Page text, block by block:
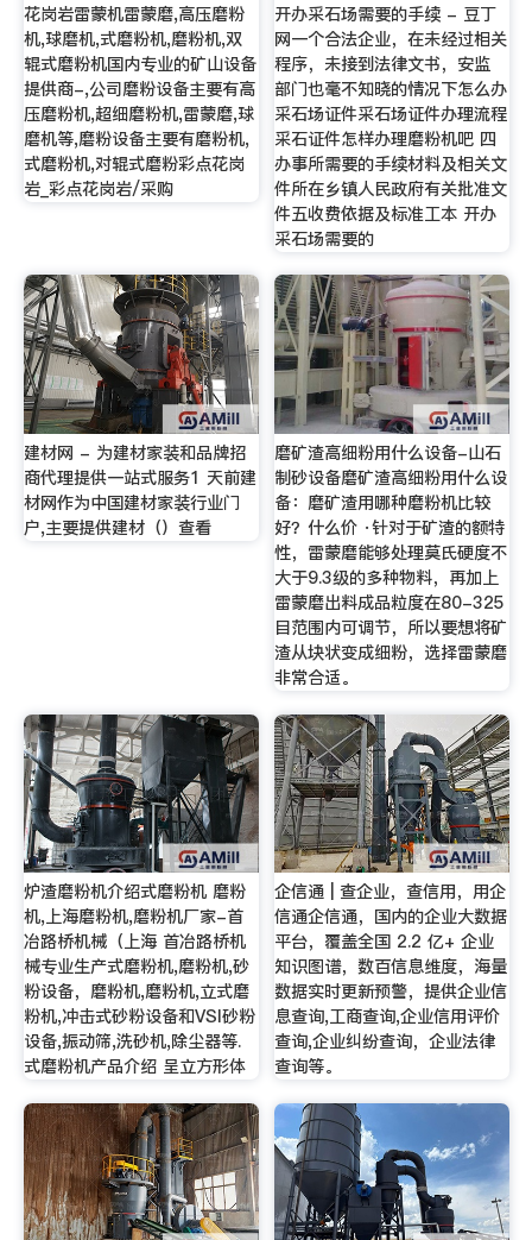
花岗岩雷蒙机雷蒙磨,高压磨粉
机,球磨机,式磨粉机,磨粉机,双
辊式磨粉机国内专业的矿山设备
提供商-,公司磨粉设备主要有高
压磨粉机,超细磨粉机,雷蒙磨,球
磨机等,磨粉设备主要有磨粉机,
式磨粉机,对辊式磨粉彩点花岗
岩_彩点花岗岩/采购
开办采石场需要的手续 - 豆丁
网一个合法企业，在未经过相关
程序，未接到法律文书，安监
部门也毫不知晓的情况下怎么办
采石场证件采石场证件办理流程
采石证件怎样办理磨粉机吧 四
办事所需要的手续材料及相关文
件所在乡镇人民政府有关批准文
件五收费依据及标准工本 开办
采石场需要的
建材网 - 为建材家装和品牌招
商代理提供一站式服务1 天前建
材网作为中国建材家装行业门
户,主要提供建材（）查看
磨矿渣高细粉用什么设备-山石
制砂设备磨矿渣高细粉用什么设
备：磨矿渣用哪种磨粉机比较
好？什么价 ·针对于矿渣的额特
性，雷蒙磨能够处理莫氏硬度不
大于9.3级的多种物料，再加上
雷蒙磨出料成品粒度在80-325
目范围内可调节，所以要想将矿
渣从块状变成细粉，选择雷蒙磨
非常合适。
炉渣磨粉机介绍式磨粉机 磨粉
机,上海磨粉机,磨粉机厂家-首
冶路桥机械（上海 首冶路桥机
械专业生产式磨粉机,磨粉机,砂
粉设备，磨粉机,磨粉机,立式磨
粉机,冲击式砂粉设备和VSI砂粉
设备,振动筛,洗砂机,除尘器等.
式磨粉机产品介绍 呈立方形体
企信通 | 查企业，查信用，用企
信通企信通，国内的企业大数据
平台，覆盖全国 2.2 亿+ 企业
知识图谱，数百信息维度，海量
数据实时更新预警，提供企业信
息查询,工商查询,企业信用评价
查询,企业纠纷查询，企业法律
查询等。